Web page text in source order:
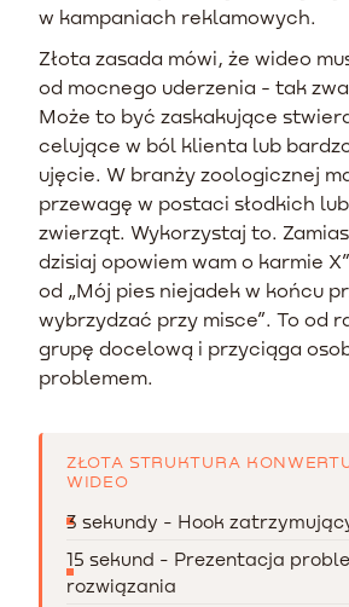
w kampaniach reklamowych.
Złota zasada mówi, że wideo
od mocnego uderzenia - tak
Może to być zaskakujące
celujące w ból klienta lub
ujęcie. W branży zoologicznej
przewagę w postaci słodkich
zwierząt. Wykorzystaj to.
dzisiaj opowiem wam o karmie
od „Mój pies niejadek w końcu
wybrzydzać przy misce”. To od
grupę docelową i przyciąga
problemem.
ZŁOTA STRUKTURA
WIDEO
3 sekundy - Hook
15 sekund - Prezentacja
rozwiązania